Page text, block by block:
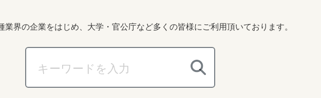
業界の企業をはじめ、大学・官公庁など多くの皆様にご利用頂いております。